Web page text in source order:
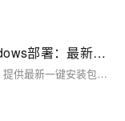
零基础搞定OpenClaw（小龙虾）Windows部署：最新安装包+全报错解决方案
零基础Windows部署OpenClaw（小龙虾）教程：提供最新一键安装包（v2.6.2），内置Git/Node.js/Python等全部依赖，5–10分钟可视化完成。覆盖杀毒拦截、路径报错、解压失败等全场景解决方案，支持微信/飞书联动、本地运行保安全。